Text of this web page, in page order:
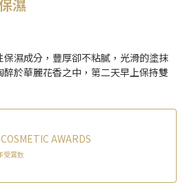
濕
濕成分，豐厚卻不粘膩，光滑的塗抹
於華麗花香之中，第二天早上保持雙
AWARDS
賞数